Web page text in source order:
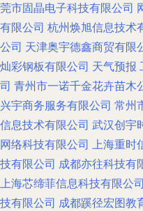
莞市固晶电子科技有限公司
有限公司 杭州焕旭信息技术
公司 天津奥宇德鑫商贸有限
灿彩钢板有限公司 天气预报
司 青州市一诺千金花卉苗木
兴宇商务服务有限公司 常州
信息技术有限公司 武汉创宇
网络科技有限公司
上海重时
技有限公司 成都亦往科技有
上海芯缔菲信息科技有限公司
技有限公司 成都蹊径宏图教